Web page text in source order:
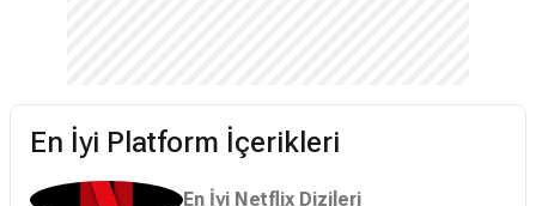
En İyi Platform İçerikleri
En İyi Netflix Dizileri